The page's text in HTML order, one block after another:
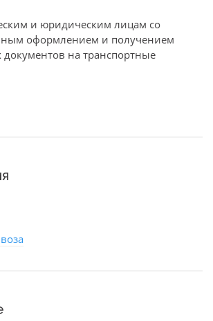
и юридическим лицам со
оформлением и получением
на транспортные